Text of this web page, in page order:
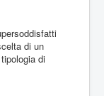
di un
di